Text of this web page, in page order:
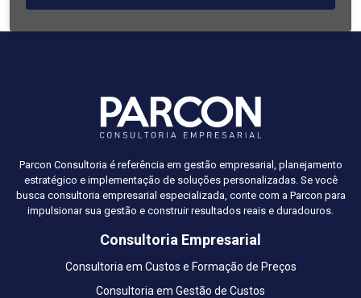
Parcon Consultoria é referência em gestão empresarial, planejamento
estratégico e implementação de soluções personalizadas. Se você
busca consultoria empresarial especializada, conte com a Parcon para
impulsionar sua gestão e construir resultados reais e duradouros.
Consultoria Empresarial
Consultoria em Custos e Formação de Preços
Consultoria em Gestão de Custos